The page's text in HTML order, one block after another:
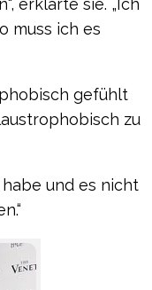
muss ich es
gefühlt
zu
und es nicht